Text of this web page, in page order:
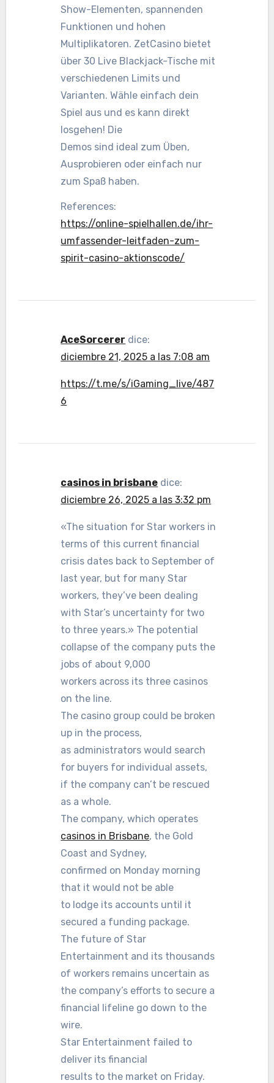
Show-Elementen, spannenden
Funktionen und hohen
Multiplikatoren. ZetCasino bietet
über 30 Live Blackjack-Tische mit
verschiedenen Limits und
Varianten. Wähle einfach dein
Spiel aus und es kann direkt
losgehen! Die
Demos sind ideal zum Üben,
Ausprobieren oder einfach nur
zum Spaß haben.
References:
https://online-spielhallen.de/ihr-
umfassender-leitfaden-zum-
spirit-casino-aktionscode/
AceSorcerer dice:
diciembre 21, 2025 a las 7:08 am
https://t.me/s/iGaming_live/487
6
casinos in brisbane dice:
diciembre 26, 2025 a las 3:32 pm
«The situation for Star workers in
terms of this current financial
crisis dates back to September of
last year, but for many Star
workers, they’ve been dealing
with Star’s uncertainty for two
to three years.» The potential
collapse of the company puts the
jobs of about 9,000
workers across its three casinos
on the line.
The casino group could be broken
up in the process,
as administrators would search
for buyers for individual assets,
if the company can’t be rescued
as a whole.
The company, which operates
casinos in Brisbane, the Gold
Coast and Sydney,
confirmed on Monday morning
that it would not be able
to lodge its accounts until it
secured a funding package.
The future of Star
Entertainment and its thousands
of workers remains uncertain as
the company’s efforts to secure a
financial lifeline go down to the
wire.
Star Entertainment failed to
deliver its financial
results to the market on Friday.